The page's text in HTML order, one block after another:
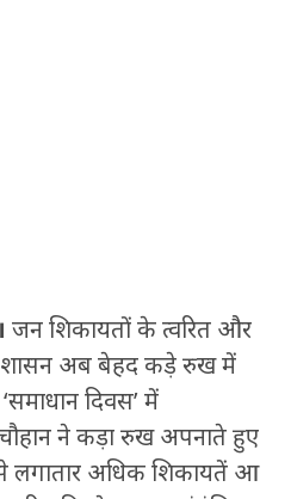
जन शिकायतों के त्वरित और
शासन अब बेहद कड़े रुख में
दिवस’ में
ने कड़ा रुख अपनाते हुए
से लगातार अधिक शिकायतें आ